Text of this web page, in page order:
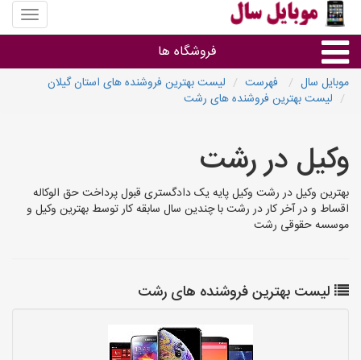
منوی
سایت
سال
فروشگاه ها
موبایل و تبلت
سایر گروه ها
فروشگاه های موبایل
موبایل سال فهرست
لیست بهترین فروشنده های استان گیلان
لیست بهترین فروشنده های رشت
وکیل در رشت
بهترین وکیل در رشت وکیل پایه یک دادگستری قبول پرداخت حق الوکاله
اقساط و در آخر کار در رشت با چندین سال سابقه کار توسط بهترین وکیل و
موسسه حقوقی رشت
لیست بهترین فروشنده های رشت